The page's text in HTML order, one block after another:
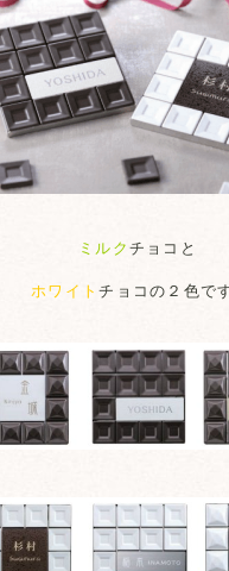
ミルクチョコと
ホワイトチョコの２色です